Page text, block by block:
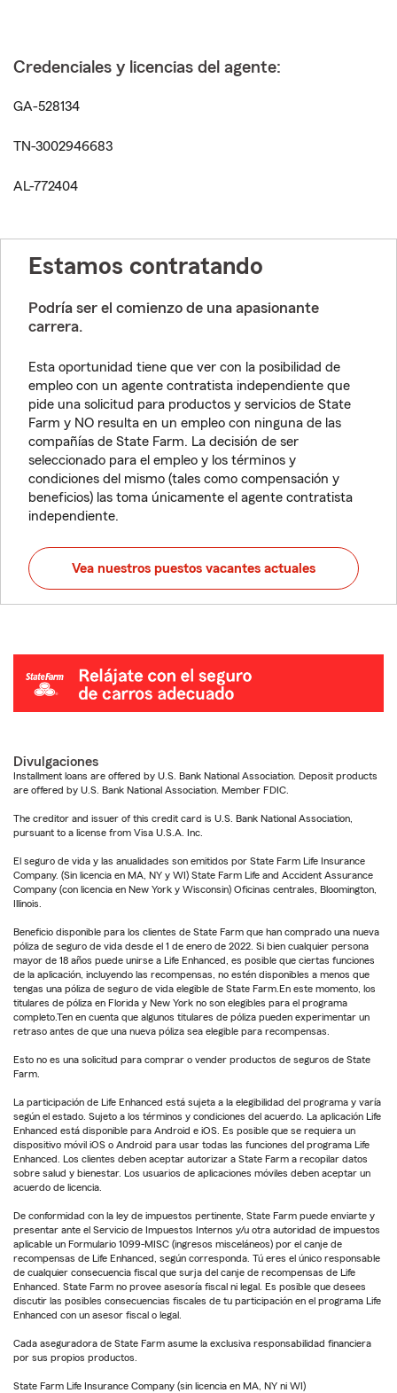
Credenciales y licencias del agente:
GA-528134
TN-3002946683
AL-772404
Estamos contratando
Podría ser el comienzo de una apasionante
carrera.
Esta oportunidad tiene que ver con la posibilidad de
empleo con un agente contratista independiente que
pide una solicitud para productos y servicios de State
Farm y NO resulta en un empleo con ninguna de las
compañías de State Farm. La decisión de ser
seleccionado para el empleo y los términos y
condiciones del mismo (tales como compensación y
beneficios) las toma únicamente el agente contratista
independiente.
Vea nuestros puestos vacantes actuales
Divulgaciones
Installment loans are offered by U.S. Bank National Association. Deposit products
are offered by U.S. Bank National Association. Member FDIC.
The creditor and issuer of this credit card is U.S. Bank National Association,
pursuant to a license from Visa U.S.A. Inc.
El seguro de vida y las anualidades son emitidos por State Farm Life Insurance
Company. (Sin licencia en MA, NY y WI) State Farm Life and Accident Assurance
Company (con licencia en New York y Wisconsin) Oficinas centrales, Bloomington,
Illinois.
Beneficio disponible para los clientes de State Farm que han comprado una nueva
póliza de seguro de vida desde el 1 de enero de 2022. Si bien cualquier persona
mayor de 18 años puede unirse a Life Enhanced, es posible que ciertas funciones
de la aplicación, incluyendo las recompensas, no estén disponibles a menos que
tengas una póliza de seguro de vida elegible de State Farm.En este momento, los
titulares de póliza en Florida y New York no son elegibles para el programa
completo.Ten en cuenta que algunos titulares de póliza pueden experimentar un
retraso antes de que una nueva póliza sea elegible para recompensas.
Esto no es una solicitud para comprar o vender productos de seguros de State
Farm.
La participación de Life Enhanced está sujeta a la elegibilidad del programa y varía
según el estado. Sujeto a los términos y condiciones del acuerdo. La aplicación Life
Enhanced está disponible para Android e iOS. Es posible que se requiera un
dispositivo móvil iOS o Android para usar todas las funciones del programa Life
Enhanced. Los clientes deben aceptar autorizar a State Farm a recopilar datos
sobre salud y bienestar. Los usuarios de aplicaciones móviles deben aceptar un
acuerdo de licencia.
De conformidad con la ley de impuestos pertinente, State Farm puede enviarte y
presentar ante el Servicio de Impuestos Internos y/u otra autoridad de impuestos
aplicable un Formulario 1099-MISC (ingresos misceláneos) por el canje de
recompensas de Life Enhanced, según corresponda. Tú eres el único responsable
de cualquier consecuencia fiscal que surja del canje de recompensas de Life
Enhanced. State Farm no provee asesoría fiscal ni legal. Es posible que desees
discutir las posibles consecuencias fiscales de tu participación en el programa Life
Enhanced con un asesor fiscal o legal.
Cada aseguradora de State Farm asume la exclusiva responsabilidad financiera
por sus propios productos.
State Farm Life Insurance Company (sin licencia en MA, NY ni WI)